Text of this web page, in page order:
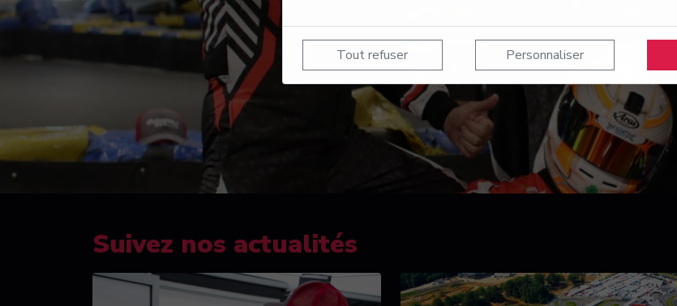
Tout refuser Personnaliser
Suivez nos actualités